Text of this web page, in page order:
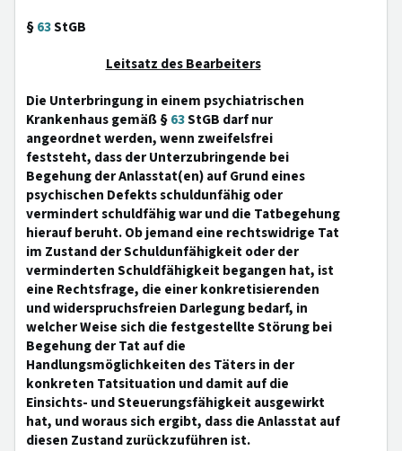
§63StGB
Leitsatz des Bearbeiters
Die Unterbringung in einem psychiatrischen
Krankenhaus gemäß §63StGB darf nur
angeordnet werden, wenn zweifelsfrei
feststeht, dass der Unterzubringende bei
Begehung der Anlasstat(en) auf Grund eines
psychischen Defekts schuldunfähig oder
vermindert schuldfähig war und die Tatbegehung
hierauf beruht. Ob jemand eine rechtswidrige Tat
im Zustand der Schuldunfähigkeit oder der
verminderten Schuldfähigkeit begangen hat, ist
eine Rechtsfrage, die einer konkretisierenden
und widerspruchsfreien Darlegung bedarf, in
welcher Weise sich die festgestellte Störung bei
Begehung der Tat auf die
Handlungsmöglichkeiten des Täters in der
konkreten Tatsituation und damit auf die
Einsichts- und Steuerungsfähigkeit ausgewirkt
hat, und woraus sich ergibt, dass die Anlasstat auf
diesen Zustand zurückzuführen ist.